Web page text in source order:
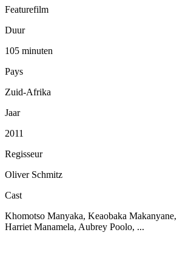
Featurefilm
Duur
105 minuten
Pays
Zuid-Afrika
Jaar
2011
Regisseur
Oliver Schmitz
Cast
Khomotso Manyaka, Keaobaka
Harriet Manamela, Aubrey Poolo, ...